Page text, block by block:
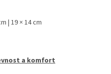
| 19 × 14 cm
a komfort